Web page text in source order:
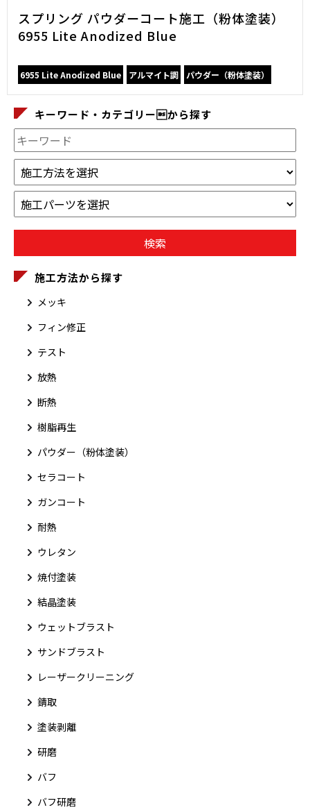
スプリング パウダーコート施工（粉体塗装）
6955 Lite Anodized Blue
6955 Lite Anodized Blue アルマイト調 パウダー（粉体塗装）
キーワード・カテゴリーから探す
施工方法から探す
メッキ
フィン修正
テスト
放熱
断熱
樹脂再生
パウダー（粉体塗装）
セラコート
ガンコート
耐熱
ウレタン
焼付塗装
結晶塗装
ウェットブラスト
サンドブラスト
レーザークリーニング
錆取
塗装剥離
研磨
バフ
バフ研磨